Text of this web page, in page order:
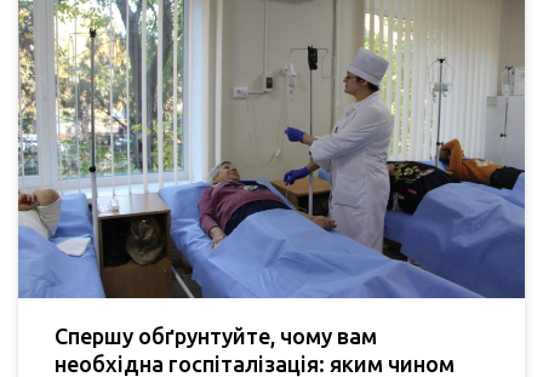
Спершу обґрунтуйте, чому вам
необхідна госпіталізація: яким чином